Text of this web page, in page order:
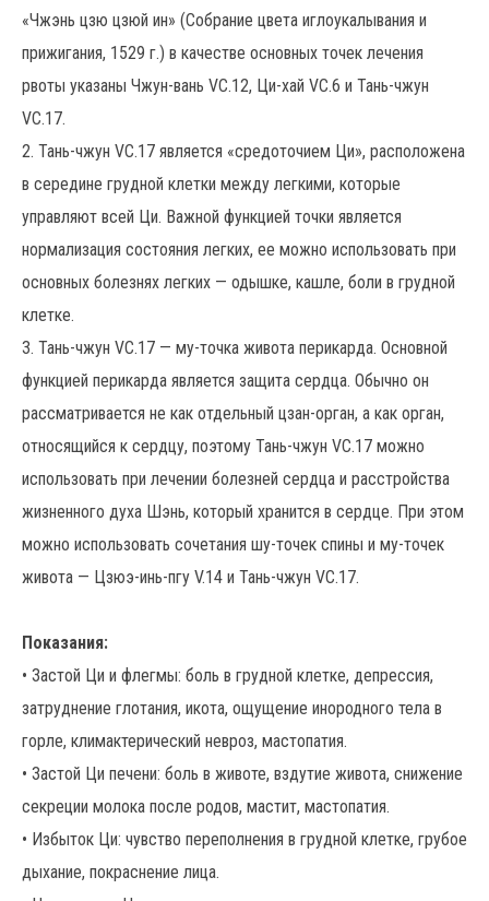
«Чжэнь цзю цзюй ин» (Собрание цвета иглоукалывания и
прижигания, 1529 г.) в качестве основных точек лечения
рвоты указаны Чжун-вань VC.12, Ци-хай VC.6 и Тань-чжун
VC.17.
2. Тань-чжун VC.17 является «средоточием Ци», расположена
в середине грудной клетки между легкими, которые
управляют всей Ци. Важной функцией точки является
нормализация состояния легких, ее можно использовать при
основных болезнях легких — одышке, кашле, боли в грудной
клетке.
3. Тань-чжун VC.17 — му-точка живота перикарда. Основной
функцией перикарда является защита сердца. Обычно он
рассматривается не как отдельный цзан-орган, а как орган,
относящийся к сердцу, поэтому Тань-чжун VC.17 можно
использовать при лечении болезней сердца и расстройства
жизненного духа Шэнь, который хранится в сердце. При этом
можно использовать сочетания шу-точек спины и му-точек
живота — Цзюэ-инь-пгу V.14 и Тань-чжун VC.17.
Показания:
• Застой Ци и флегмы: боль в грудной клетке, депрессия,
затруднение глотания, икота, ощущение инородного тела в
горле, климактерический невроз, мастопатия.
• Застой Ци печени: боль в животе, вздутие живота, снижение
секреции молока после родов, мастит, мастопатия.
• Избыток Ци: чувство переполнения в грудной клетке, грубое
дыхание, покраснение лица.